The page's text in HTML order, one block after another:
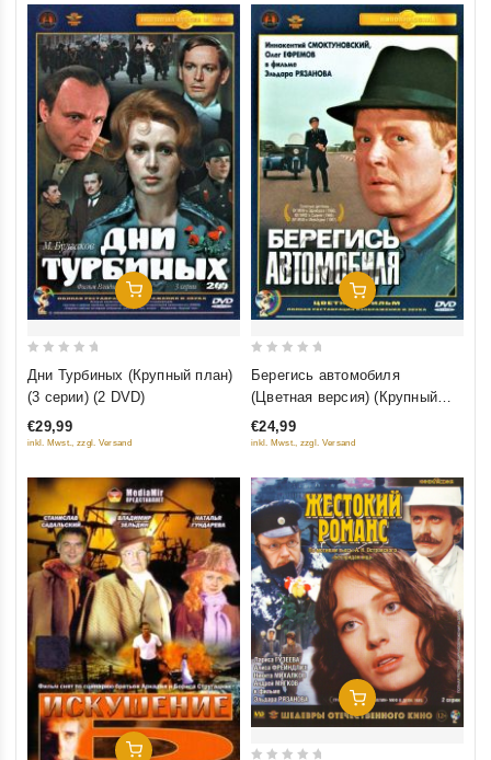
Добавить В Корзину
out
5
Дни Турбиных (Крупный план)
(3 серии) (2 DVD)
€29,99
inkl. Mwst., zzgl. Versand
Добавить В Корзину
out
5
Берегись автомобиля
(Цветная версия) (Крупный
план) (2 DVD)
€24,99
inkl. Mwst., zzgl. Versand
Добавить В Корзину
Добавить В Корзину